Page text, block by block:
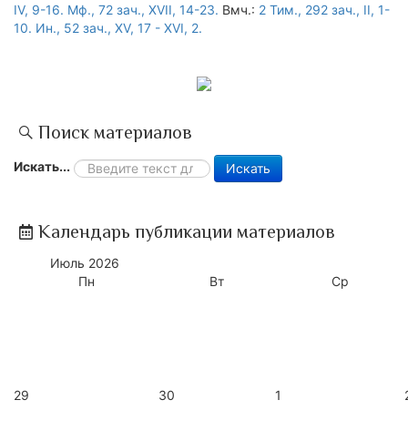
IV, 9-16. Мф., 72 зач., XVII, 14-23. Вмч.: 2 Тим., 292 зач., II, 1-
10. Ин., 52 зач., XV, 17 - XVI, 2.
Поиск материалов
Искать... Искать
Календарь публикации материалов
Июль 2026
Пн
Вт Ср
29 30 1